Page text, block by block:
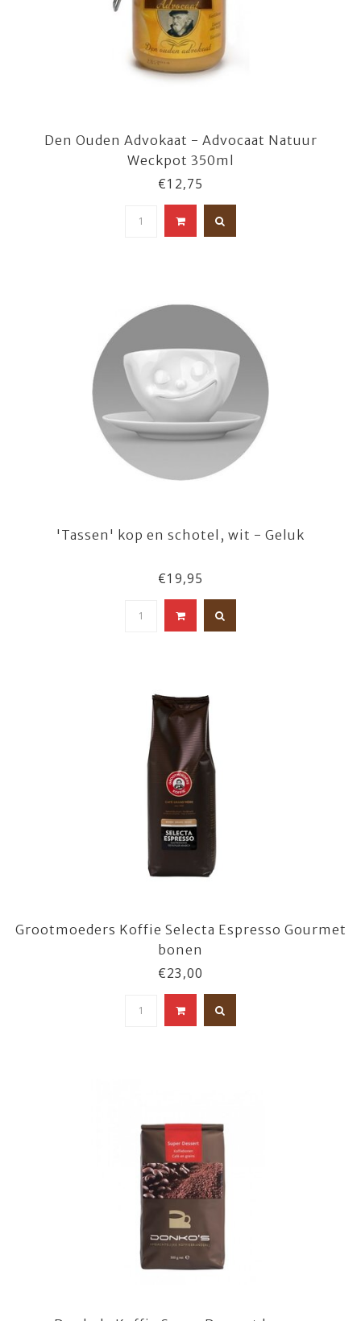
Den Ouden Advokaat - Advocaat Natuur
Weckpot 350ml
€12,75
'Tassen' kop en schotel, wit - Geluk
€19,95
Grootmoeders Koffie Selecta Espresso Gourmet
bonen
€23,00